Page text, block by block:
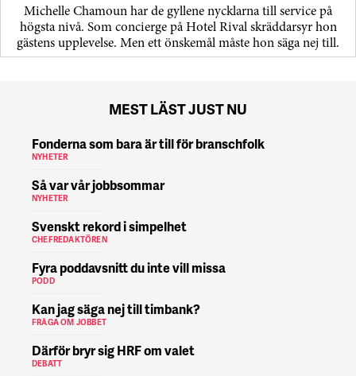
Michelle Chamoun har de gyllene nycklarna till service på
högsta nivå. Som concierge på Hotel Rival skräddarsyr hon
gästens upp­levelse. Men ett önskemål måste hon säga nej till.
MEST LÄST JUST NU
Fonderna som bara är till för branschfolk
NYHETER
Så var vår jobbsommar
NYHETER
Svenskt rekord i simpelhet
CHEFREDAKTÖREN
Fyra poddavsnitt du inte vill missa
PODD
Kan jag säga nej till timbank?
FRÅGA OM JOBBET
Därför bryr sig HRF om valet
DEBATT